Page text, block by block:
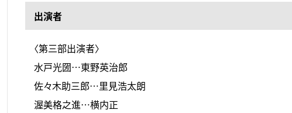
出演者
〈第三部出演者〉
水戸光圀…東野英治郎
佐々木助三郎…里見浩太朗
渥美格之進…横内正